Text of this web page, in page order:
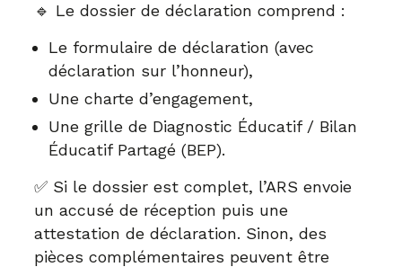
🔹 Le dossier de déclaration comprend :
Le formulaire de déclaration (avec
déclaration sur l’honneur),
Une charte d’engagement,
Une grille de Diagnostic Éducatif / Bilan
Éducatif Partagé (BEP).
✅ Si le dossier est complet, l’ARS envoie
un accusé de réception puis une
attestation de déclaration. Sinon, des
pièces complémentaires peuvent être